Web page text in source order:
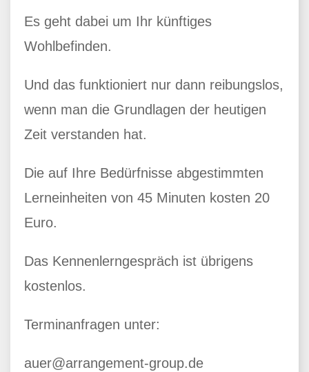
Es geht dabei um Ihr künftiges
Wohlbefinden.
Und das funktioniert nur dann reibungslos,
wenn man die Grundlagen der heutigen
Zeit verstanden hat.
Die auf Ihre Bedürfnisse abgestimmten
Lerneinheiten von 45 Minuten kosten 20
Euro.
Das Kennenlerngespräch ist übrigens
kostenlos.
Terminanfragen unter:
auer@arrangement-group.de